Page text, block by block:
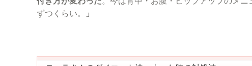
ずつくらい。
」